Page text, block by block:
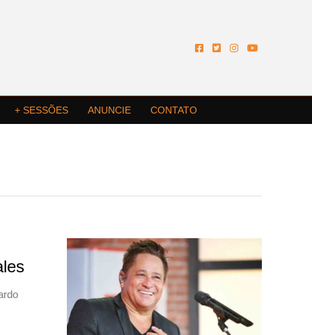
+ SESSÕES ANUNCIE CONTATO